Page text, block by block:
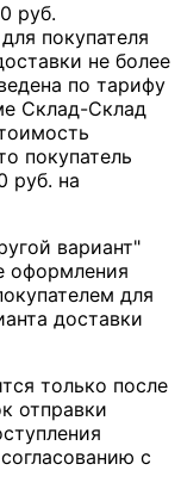
руб.
покупателя
не более
по тарифу
Склад-Склад
покупатель
руб. на
вариант"
оформления
для
доставки
только после
отправки
с